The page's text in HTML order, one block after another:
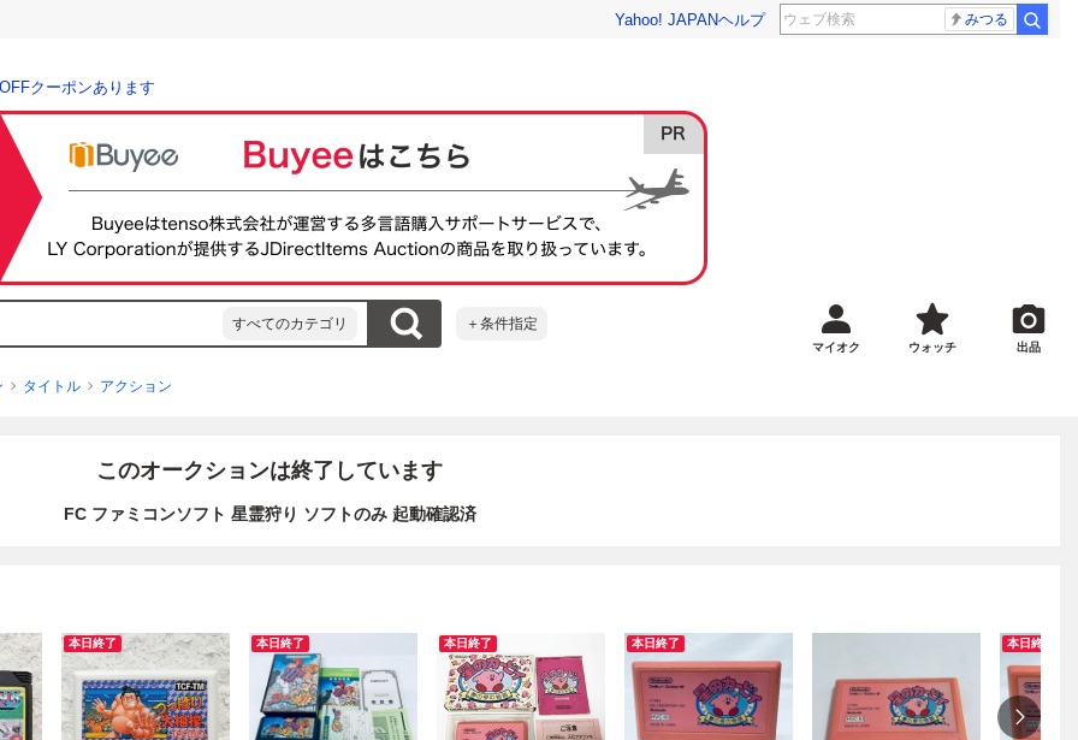
Yahoo! JAPANヘルプ みつる
クーポンあります
すべてのカテゴリ ＋条件指定
マイオク ウォッチ 出品
タイトル アクション
このオークションは終了しています
FC ファミコンソフト 星霊狩り ソフトのみ 起動確認済
本日終了 本日終了 本日終了 本日終了 本日終了